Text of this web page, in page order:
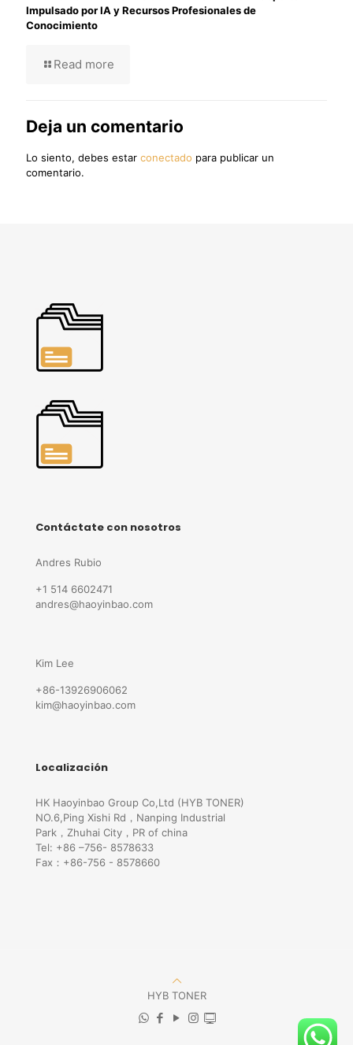
Impulsado por IA y Recursos Profesionales de
Conocimiento
Read more
Deja un comentario
Lo siento, debes estar conectado para publicar un
comentario.
Contáctate con nosotros
Andres Rubio
+1 514 6602471
andres@haoyinbao.com
Kim Lee
+86-13926906062
kim@haoyinbao.com
Localización
HK Haoyinbao Group Co,Ltd (HYB TONER)
NO.6,Ping Xishi Rd，Nanping Industrial
Park，Zhuhai City，PR of china
Tel: +86 –756- 8578633
Fax：+86-756 - 8578660
HYB TONER